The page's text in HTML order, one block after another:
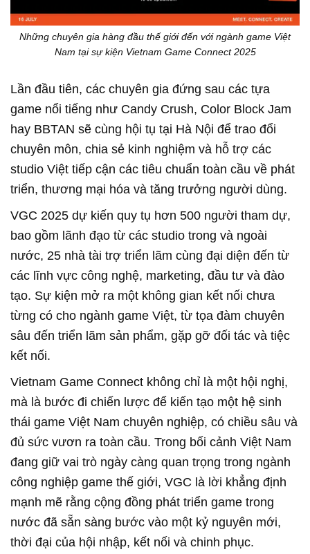
Những chuyên gia hàng đầu thế giới đến với ngành game Việt
Nam tại sự kiện Vietnam Game Connect 2025
Lần đầu tiên, các chuyên gia đứng sau các tựa
game nổi tiếng như Candy Crush, Color Block Jam
hay BBTAN sẽ cùng hội tụ tại Hà Nội để trao đổi
chuyên môn, chia sẻ kinh nghiệm và hỗ trợ các
studio Việt tiếp cận các tiêu chuẩn toàn cầu về phát
triển, thương mại hóa và tăng trưởng người dùng.
VGC 2025 dự kiến quy tụ hơn 500 người tham dự,
bao gồm lãnh đạo từ các studio trong và ngoài
nước, 25 nhà tài trợ triển lãm cùng đại diện đến từ
các lĩnh vực công nghệ, marketing, đầu tư và đào
tạo. Sự kiện mở ra một không gian kết nối chưa
từng có cho ngành game Việt, từ tọa đàm chuyên
sâu đến triển lãm sản phẩm, gặp gỡ đối tác và tiệc
kết nối.
Vietnam Game Connect không chỉ là một hội nghị,
mà là bước đi chiến lược để kiến tạo một hệ sinh
thái game Việt Nam chuyên nghiệp, có chiều sâu và
đủ sức vươn ra toàn cầu. Trong bối cảnh Việt Nam
đang giữ vai trò ngày càng quan trọng trong ngành
công nghiệp game thế giới, VGC là lời khẳng định
mạnh mẽ rằng cộng đồng phát triển game trong
nước đã sẵn sàng bước vào một kỷ nguyên mới,
thời đại của hội nhập, kết nối và chinh phục.